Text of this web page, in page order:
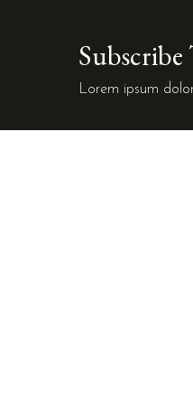
Lorem ipsum